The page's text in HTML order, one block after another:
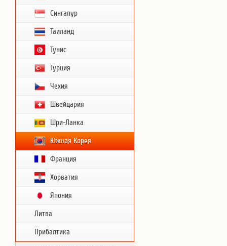
Сингапур
Таиланд
Тунис
Турция
Чехия
Швейцария
Шри-Ланка
Южная Корея
Франция
Хорватия
Япония
Литва
Прибалтика